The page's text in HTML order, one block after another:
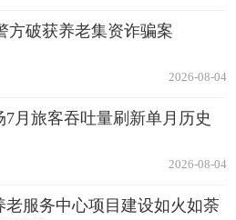
方破获养老集资诈骗案
2026-08-04
7月旅客吞吐量刷新单月历史
2026-08-04
老服务中心项目建设如火如荼